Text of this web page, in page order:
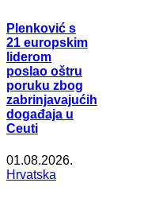
Plenković s
21 europskim
liderom
poslao oštru
poruku zbog
zabrinjavajućih
događaja u
Ceuti
01.08.2026.
Hrvatska